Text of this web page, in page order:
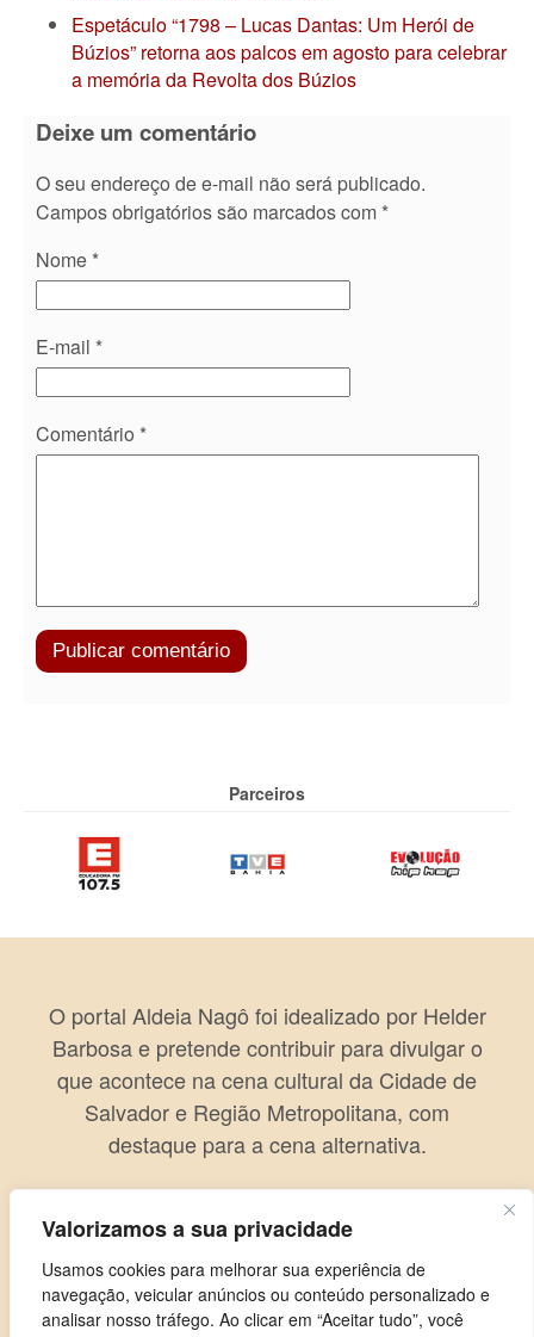
Valorizamos a sua privacidade
Usamos cookies para melhorar sua experiência de
navegação, veicular anúncios ou conteúdo personalizado e
analisar nosso tráfego. Ao clicar em “Aceitar tudo”, você
Espetáculo “1798 – Lucas Dantas: Um Herói de
Búzios” retorna aos palcos em agosto para celebrar
a memória da Revolta dos Búzios
Deixe um comentário
O seu endereço de e-mail não será publicado.
Campos obrigatórios são marcados com *
Nome *
E-mail *
Comentário *
Parceiros
O portal Aldeia Nagô foi idealizado por Helder
Barbosa e pretende contribuir para divulgar o
que acontece na cena cultural da Cidade de
Salvador e Região Metropolitana, com
destaque para a cena alternativa.